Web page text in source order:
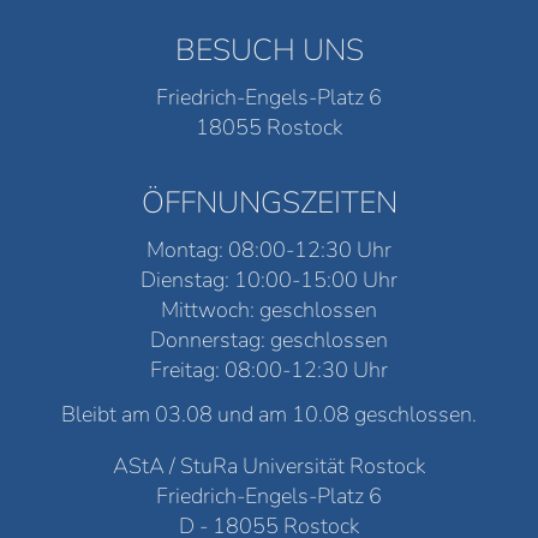
BESUCH UNS
Friedrich-Engels-Platz 6
18055 Rostock
ÖFFNUNGSZEITEN
Montag: 08:00-12:30 Uhr
Dienstag: 10:00-15:00 Uhr
Mittwoch: geschlossen
Donnerstag: geschlossen
Freitag: 08:00-12:30 Uhr
Bleibt am 03.08 und am 10.08 geschlossen.
AStA / StuRa Universität Rostock
Friedrich-Engels-Platz 6
D - 18055 Rostock